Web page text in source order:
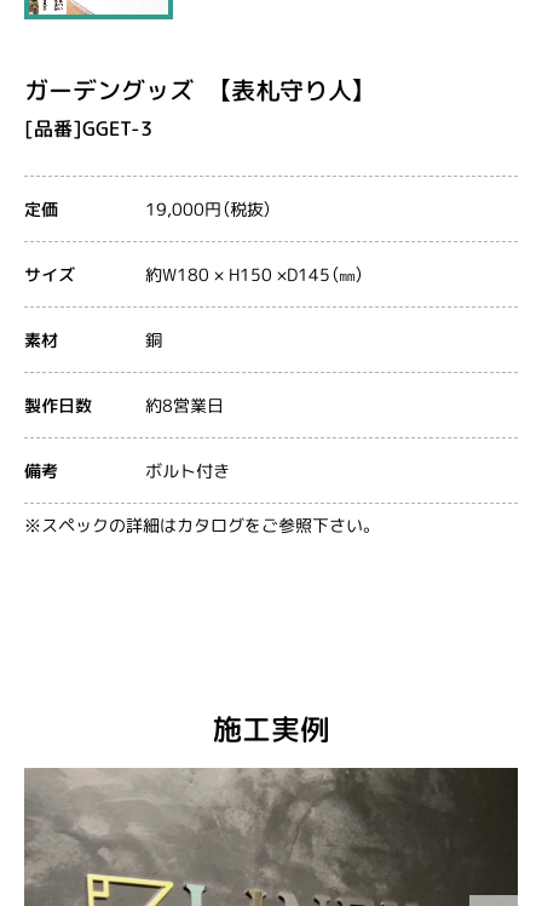
ガーデングッズ 【表札守り人】
[品番]GGET-3
定価 19,000円（税抜）
サイズ 約W180 × H150 ×D145（㎜）
素材 銅
製作日数 約8営業日
備考 ボルト付き
※スペックの詳細はカタログをご参照下さい。
施工実例